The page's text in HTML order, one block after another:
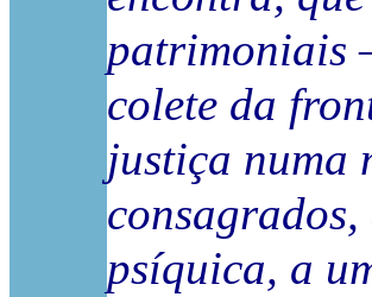
patrimoniais
colete da
justiça numa
psíquica, a